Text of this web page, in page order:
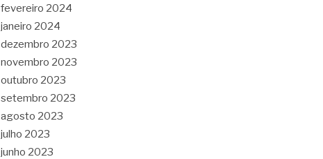
fevereiro 2024
janeiro 2024
dezembro 2023
novembro 2023
outubro 2023
setembro 2023
agosto 2023
julho 2023
junho 2023